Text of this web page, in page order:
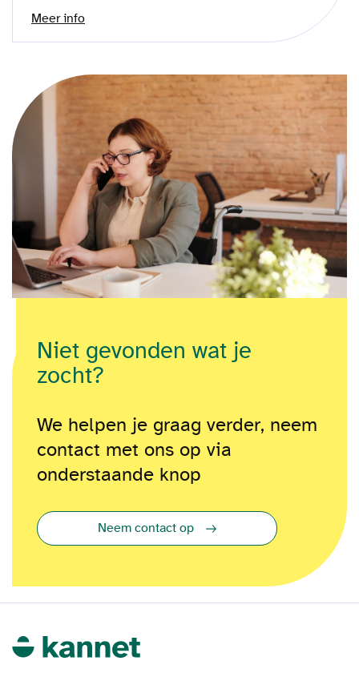
Meer info
Niet gevonden wat je
zocht?
We helpen je graag verder, neem
contact met ons op via
onderstaande knop
Neem contact op